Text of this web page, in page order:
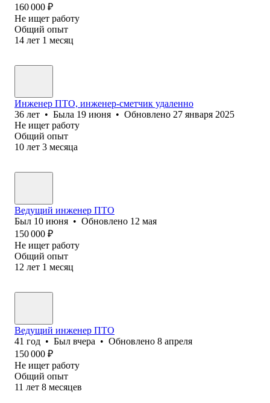
160 000 ₽
Не ищет работу
Общий опыт
14 лет 1 месяц
Инженер ПТО, инженер-сметчик удаленно
36 лет • Была 19 июня • Обновлено 27 января 2025
Не ищет работу
Общий опыт
10 лет 3 месяца
Ведущий инженер ПТО
Был 10 июня • Обновлено 12 мая
150 000 ₽
Не ищет работу
Общий опыт
12 лет 1 месяц
Ведущий инженер ПТО
41 год • Был вчера • Обновлено 8 апреля
150 000 ₽
Не ищет работу
Общий опыт
11 лет 8 месяцев